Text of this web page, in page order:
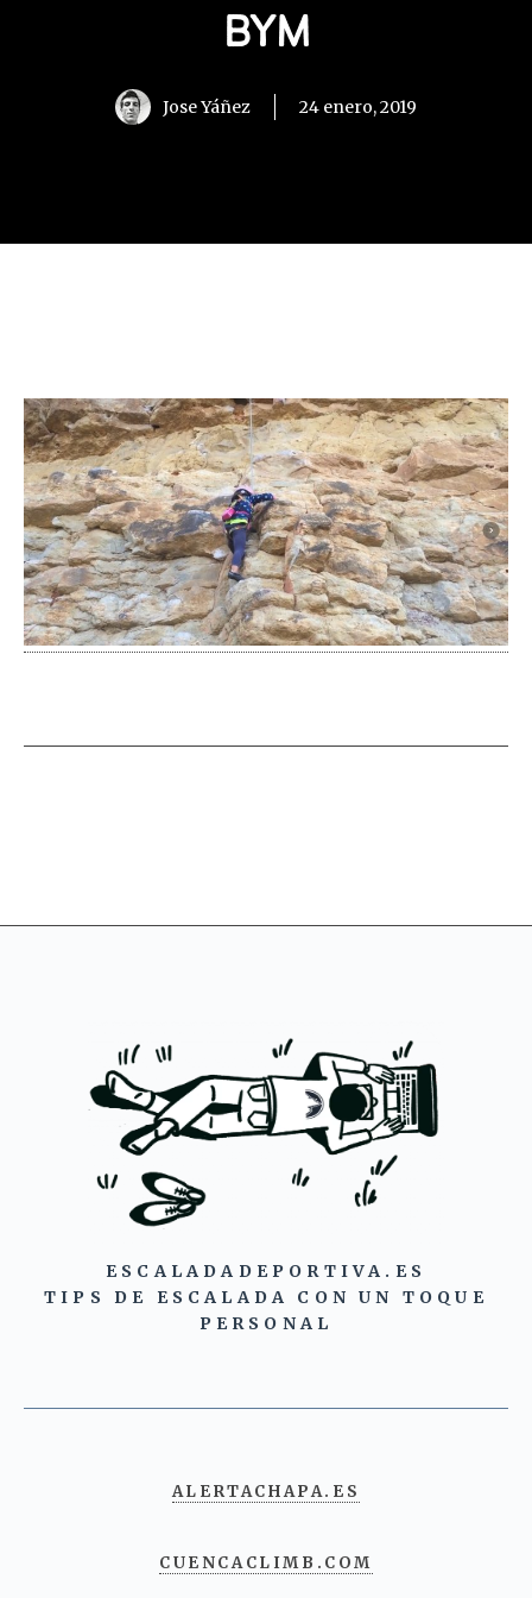
BYM
Jose Yáñez 24 enero, 2019
ESCALADADEPORTIVA.ES
TIPS DE ESCALADA CON UN TOQUE
PERSONAL
ALERTACHAPA.ES
CUENCACLIMB.COM